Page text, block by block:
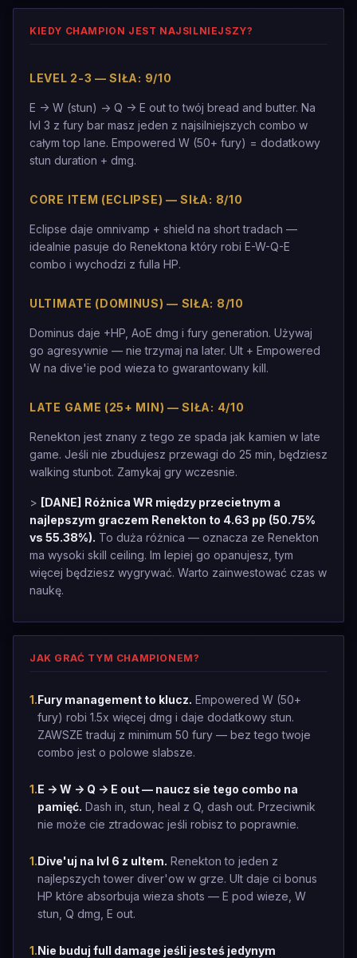
KIEDY CHAMPION JEST NAJSILNIEJSZY?
LEVEL 2-3 — SIŁA: 9/10
E -> W (stun) -> Q -> E out to twój bread and butter. Na
lvl 3 z fury bar masz jeden z najsilniejszych combo w
całym top lane. Empowered W (50+ fury) = dodatkowy
stun duration + dmg.
CORE ITEM (ECLIPSE) — SIŁA: 8/10
Eclipse daje omnivamp + shield na short tradach —
idealnie pasuje do Renektona który robi E-W-Q-E
combo i wychodzi z fulla HP.
ULTIMATE (DOMINUS) — SIŁA: 8/10
Dominus daje +HP, AoE dmg i fury generation. Używaj
go agresywnie — nie trzymaj na later. Ult + Empowered
W na dive'ie pod wieza to gwarantowany kill.
LATE GAME (25+ MIN) — SIŁA: 4/10
Renekton jest znany z tego ze spada jak kamien w late
game. Jeśli nie zbudujesz przewagi do 25 min, będziesz
walking stunbot. Zamykaj gry wczesnie.
> [DANE] Różnica WR między przecietnym a
najlepszym graczem Renekton to 4.63 pp (50.75%
vs 55.38%). To duża różnica — oznacza ze Renekton
ma wysoki skill ceiling. Im lepiej go opanujesz, tym
więcej będziesz wygrywać. Warto zainwestować czas w
naukę.
JAK GRAĆ TYM CHAMPIONEM?
1.Fury management to klucz. Empowered W (50+
fury) robi 1.5x więcej dmg i daje dodatkowy stun.
ZAWSZE traduj z minimum 50 fury — bez tego twoje
combo jest o polowe slabsze.
1.E -> W -> Q -> E out — naucz sie tego combo na
pamięć. Dash in, stun, heal z Q, dash out. Przeciwnik
nie może cie ztradowac jeśli robisz to poprawnie.
1.Dive'uj na lvl 6 z ultem. Renekton to jeden z
najlepszych tower diver'ow w grze. Ult daje ci bonus
HP które absorbuja wieza shots — E pod wieze, W
stun, Q dmg, E out.
1.Nie buduj full damage jeśli jesteś jedynym